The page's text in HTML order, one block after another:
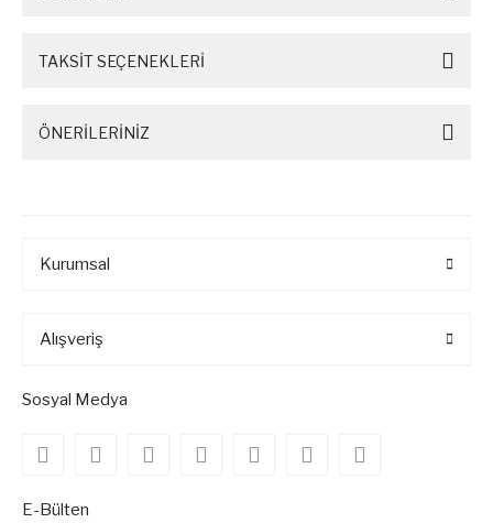
TAKSİT SEÇENEKLERİ
ÖNERİLERİNİZ
Kurumsal
Alışveriş
Sosyal Medya
E-Bülten